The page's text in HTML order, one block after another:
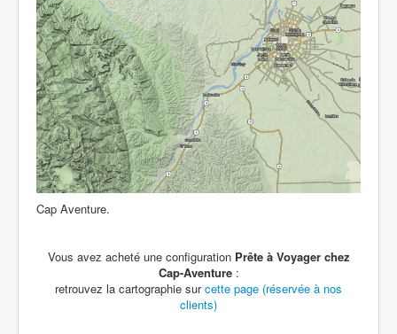
Cap Aventure.
Vous avez acheté une configuration Prête à Voyager chez
Cap-Aventure:
retrouvez la cartographie surcette page (réservée à nos
clients)